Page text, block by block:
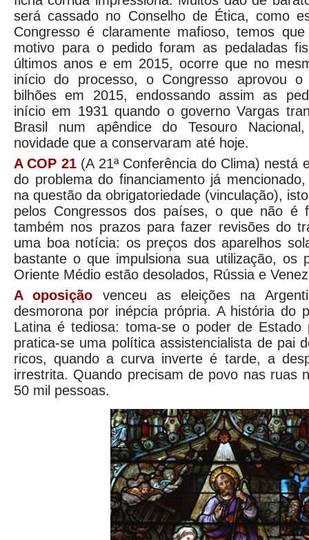
será cassado no Conselho de Ética, como
Congresso é claramente mafioso, temos
motivo para o pedido foram as pedaladas
últimos anos e em 2015, ocorre que no
início do processo, o Congresso aprovou
bilhões em 2015, endossando assim as
início em 1931 quando o governo Vargas
Brasil num apêndice do Tesouro
novidade que a conservaram até hoje.
A COP 21(A 21ª Conferência do Clima) nestá
do problema do financiamento já
na questão da obrigatoriedade (vinculação),
pelos Congressos dos países, o que não é
também nos prazos para fazer revisões do
uma boa notícia: os preços dos aparelhos
bastante o que impulsiona sua utilização, os
Oriente Médio estão desolados, Rússia e
A oposição venceu as eleições na
desmorona por inépcia própria. A história do
Latina é tediosa: toma-se o poder de Estado
pratica-se uma política assistencialista de pai
ricos, quando a curva inverte é tarde, a
irrestrita. Quando precisam de povo nas ruas
50 mil pessoas.